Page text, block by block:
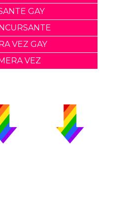
GAY
VEZ GAY
VEZ